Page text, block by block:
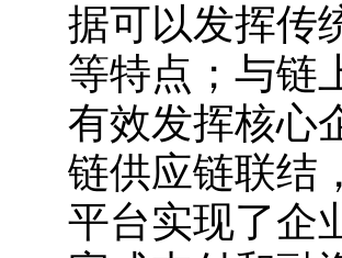
据可以发挥传
等特点；与链
有效发挥核心
链供应链联结
平台实现了企